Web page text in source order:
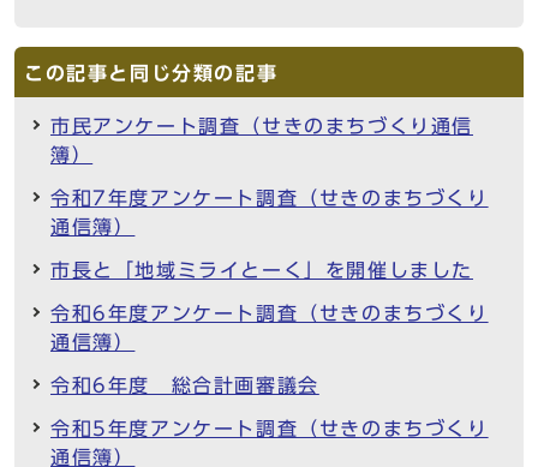
この記事と同じ分類の記事
市民アンケート調査（せきのまちづくり通信
簿）
令和7年度アンケート調査（せきのまちづくり
通信簿）
市長と「地域ミライとーく」を開催しました
令和6年度アンケート調査（せきのまちづくり
通信簿）
令和6年度 総合計画審議会
令和5年度アンケート調査（せきのまちづくり
通信簿）